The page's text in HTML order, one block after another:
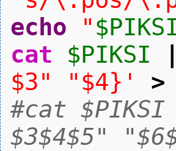
echo
"
cat
$PIKSI
$3" "$4}'
>
#cat
$3$4$5"